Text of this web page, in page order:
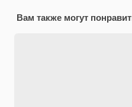
Вам также могут